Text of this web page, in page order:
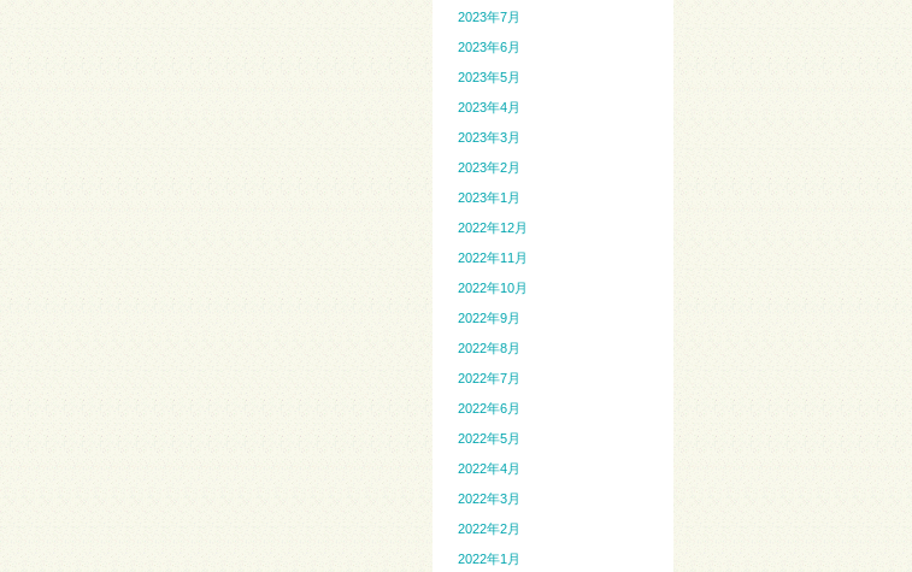
2023年7月
2023年6月
2023年5月
2023年4月
2023年3月
2023年2月
2023年1月
2022年12月
2022年11月
2022年10月
2022年9月
2022年8月
2022年7月
2022年6月
2022年5月
2022年4月
2022年3月
2022年2月
2022年1月